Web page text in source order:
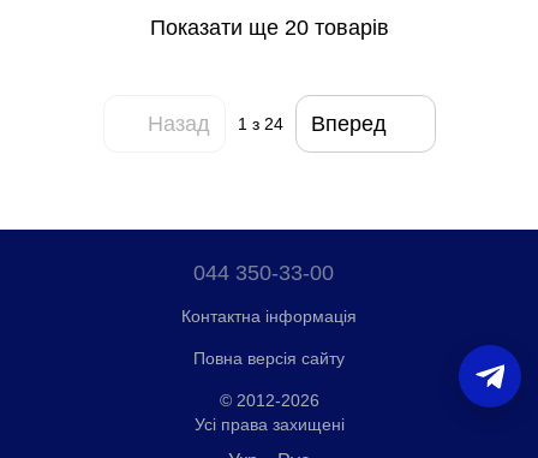
Показати ще 20 товарів
Назад 1 з 24 Вперед
044 350-33-00
Контактна інформація
Повна версія сайту
© 2012-2026
Усі права захищені